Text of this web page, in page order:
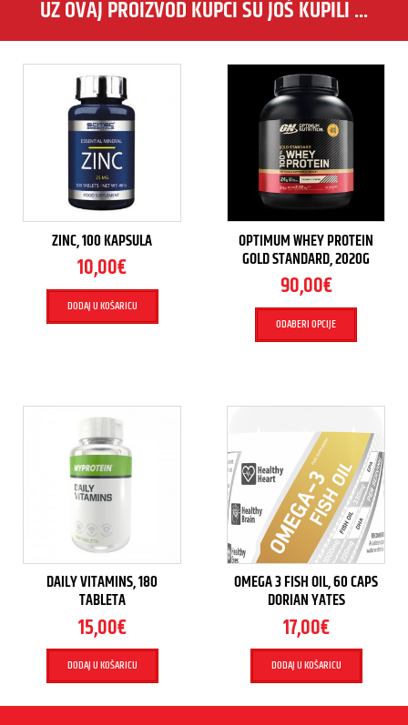
UZ OVAJ PROIZVOD KUPCI SU JOŠ KUPILI ...
ZINC, 100 KAPSULA
10,00€
DODAJ U KOŠARICU
OPTIMUM WHEY PROTEIN
GOLD STANDARD, 2020G
90,00€
ODABERI OPCIJE
DAILY VITAMINS, 180
TABLETA
15,00€
DODAJ U KOŠARICU
OMEGA 3 FISH OIL, 60 CAPS
DORIAN YATES
17,00€
DODAJ U KOŠARICU